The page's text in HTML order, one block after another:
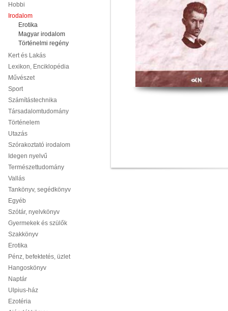
Hobbi
Irodalom
Erotika
Magyar irodalom
Történelmi regény
Kert és Lakás
Lexikon, Enciklopédia
Művészet
Sport
Számítástechnika
Társadalomtudomány
Történelem
Utazás
Szórakoztató irodalom
Idegen nyelvű
Természettudomány
Vallás
Tankönyv, segédkönyv
Egyéb
Szótár, nyelvkönyv
Gyermekek és szülők
Szakkönyv
Erotika
Pénz, befektetés, üzlet
Hangoskönyv
Naptár
Ulpius-ház
Ezotéria